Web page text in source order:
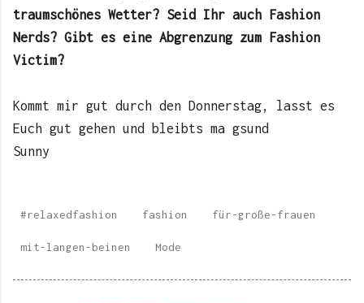
traumschönes Wetter? Seid Ihr auch Fashion
Nerds? Gibt es eine Abgrenzung zum Fashion
Victim?
Kommt mir gut durch den Donnerstag, lasst es
Euch gut gehen und bleibts ma gsund
Sunny
#relaxedfashion fashion für-große-frauen
mit-langen-beinen Mode